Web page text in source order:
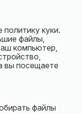
куки.
файлы,
компьютер,
вы посещаете
файлы